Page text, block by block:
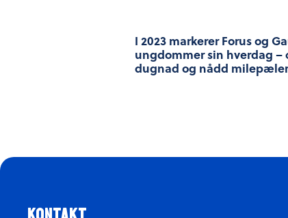
I 2023 markerer Forus og
ungdommer sin hverdag
dugnad og nådd milepæler